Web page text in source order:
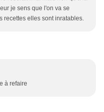
je sens que l'on va se
recettes elles sont inratables.
à refaire